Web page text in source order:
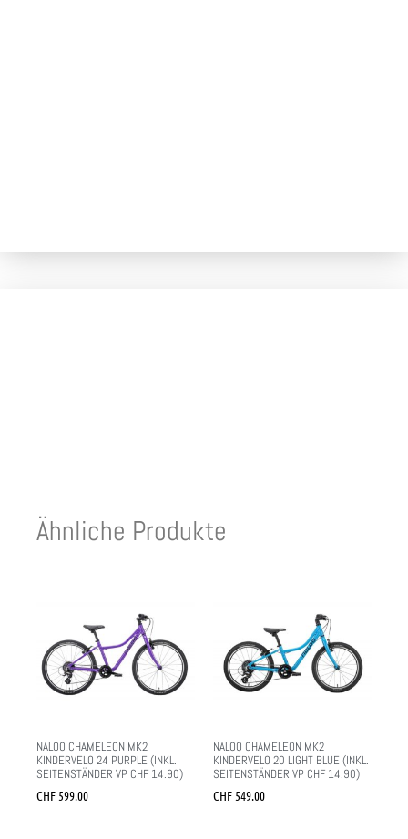
Ähnliche Produkte
NALOO CHAMELEON MK2
KINDERVELO 24 PURPLE (INKL.
SEITENSTÄNDER VP CHF 14.90)
CHF 599.00
NALOO CHAMELEON MK2
KINDERVELO 20 LIGHT BLUE (INKL.
SEITENSTÄNDER VP CHF 14.90)
CHF 549.00